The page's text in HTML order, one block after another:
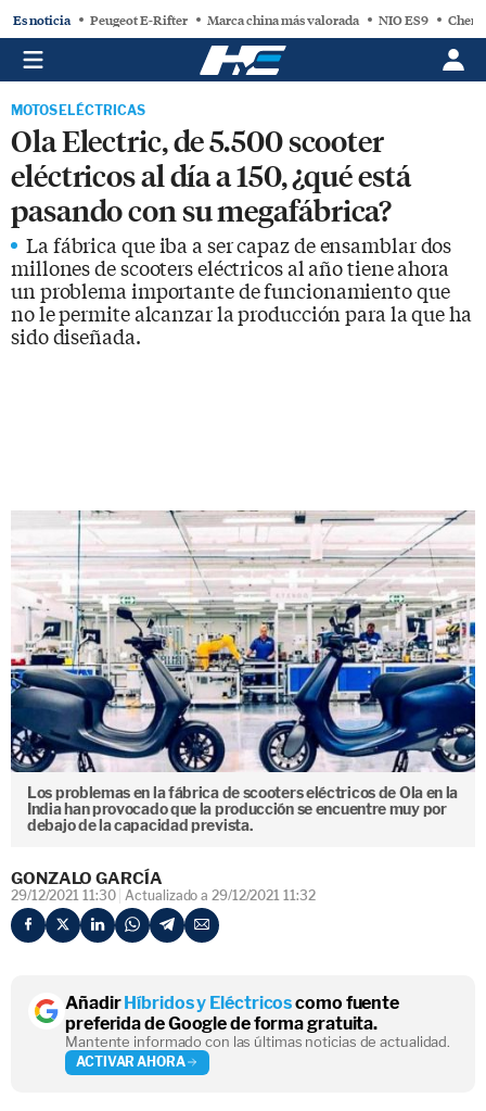
Es noticia Peugeot E-Rifter Marca china más valorada NIO ES9 Chery
MOTOS ELÉCTRICAS
Ola Electric, de 5.500 scooter
eléctricos al día a 150, ¿qué está
pasando con su megafábrica?
La fábrica que iba a ser capaz de ensamblar dos
millones de scooters eléctricos al año tiene ahora
un problema importante de funcionamiento que
no le permite alcanzar la producción para la que ha
sido diseñada.
Los problemas en la fábrica de scooters eléctricos de Ola en la
India han provocado que la producción se encuentre muy por
debajo de la capacidad prevista.
GONZALO GARCÍA
29/12/2021 11:30 Actualizado a 29/12/2021 11:32
AñadirHíbridos y Eléctricoscomo fuente
preferida de Google de forma gratuita.
Mantente informado con las últimas noticias de actualidad.
ACTIVAR AHORA